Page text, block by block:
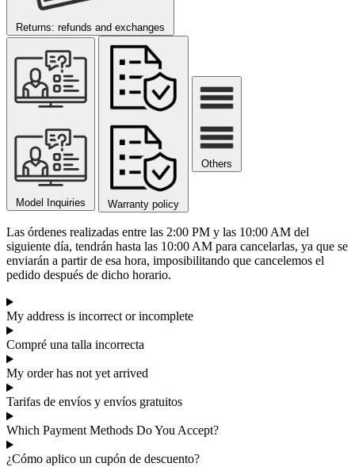
Returns: refunds and exchanges
Model Inquiries Warranty policy
Others
Las órdenes realizadas entre las 2:00 PM y las 10:00 AM del
siguiente día, tendrán hasta las 10:00 AM para cancelarlas, ya que se
enviarán a partir de esa hora, imposibilitando que cancelemos el
pedido después de dicho horario.
My address is incorrect or incomplete
Compré una talla incorrecta
My order has not yet arrived
Tarifas de envíos y envíos gratuitos
Which Payment Methods Do You Accept?
¿Cómo aplico un cupón de descuento?